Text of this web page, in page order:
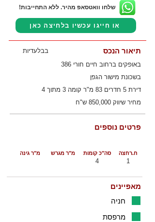
שלחו וואטסאפ מהיר. ללא התחייבות!
או חייגו עכשיו בלחיצה כאן
בבלעדיות תיאור הנכס
באופקים ברחוב חיים חורי 386
בשכונת מישור הגפן
דירת 5 חדרים 83 מ"ר קומה 3 מתוך 4
מחיר שיווק 850,000 ש"ח
פרטים נוספים
סה"כ קומות מ"ר גינה מ"ר מגרש ח.רחצה
4 1
מאפיינים
חניה
מרפסת